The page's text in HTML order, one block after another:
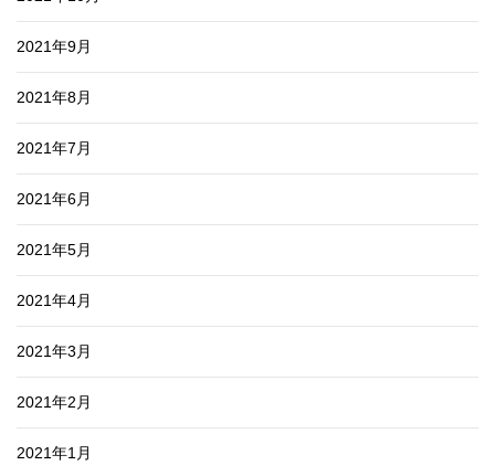
2021年9月
2021年8月
2021年7月
2021年6月
2021年5月
2021年4月
2021年3月
2021年2月
2021年1月